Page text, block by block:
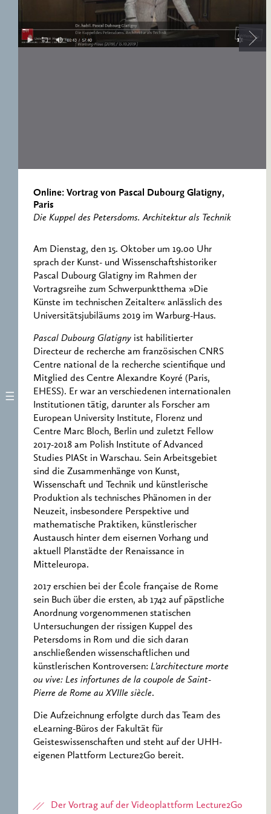
ERNST CASSIRER
ARBEITSSTELLE 1997-
Online: Vortrag von Pascal Dubourg Glatigny,
Paris
Die Kuppel des Petersdoms. Architektur als Technik
Am Dienstag, den 15. Oktober um 19.00 Uhr
sprach der Kunst- und Wissenschaftshistoriker
Pascal Dubourg Glatigny im Rahmen der
Vortragsreihe zum Schwerpunktthema »Die
Künste im technischen Zeitalter« anlässlich des
Universitätsjubiläums 2019 im Warburg-Haus.
Pascal Dubourg Glatigny ist habilitierter
Directeur de recherche am französischen CNRS
Centre national de la recherche scientifique und
Mitglied des Centre Alexandre Koyré (Paris,
EHESS). Er war an verschiedenen internationalen
Institutionen tätig, darunter als Forscher am
European University Institute, Florenz und
Centre Marc Bloch, Berlin und zuletzt Fellow
2017-2018 am Polish Institute of Advanced
Studies PIASt in Warschau. Sein Arbeitsgebiet
sind die Zusammenhänge von Kunst,
Wissenschaft und Technik und künstlerische
Produktion als technisches Phänomen in der
Neuzeit, insbesondere Perspektive und
mathematische Praktiken, künstlerischer
Austausch hinter dem eisernen Vorhang und
aktuell Planstädte der Renaissance in
Mitteleuropa.
2017 erschien bei der École française de Rome
sein Buch über die ersten, ab 1742 auf päpstliche
Anordnung vorgenommenen statischen
Untersuchungen der rissigen Kuppel des
Petersdoms in Rom und die sich daran
anschließenden wissenschaftlichen und
künstlerischen Kontroversen: L’architecture morte
ou vive: Les infortunes de la coupole de Saint-
Pierre de Rome au XVIIIe siècle.
Die Aufzeichnung erfolgte durch das Team des
eLearning-Büros der Fakultät für
Geisteswissenschaften und steht auf der UHH-
eigenen Plattform Lecture2Go bereit.
Der Vortrag auf der Videoplattform Lecture2Go